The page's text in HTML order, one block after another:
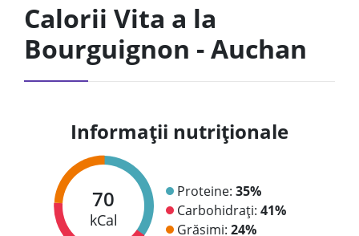
Calorii Vita a la
Bourguignon - Auchan
Informații nutriționale
70
kCal
Proteine: 35%
Carbohidrați: 41%
Grăsimi: 24%